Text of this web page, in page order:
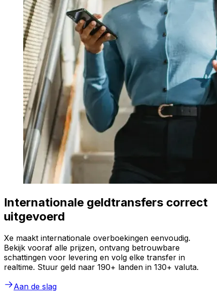
Internationale geldtransfers correct
uitgevoerd
Xe maakt internationale overboekingen eenvoudig.
Bekijk vooraf alle prijzen, ontvang betrouwbare
schattingen voor levering en volg elke transfer in
realtime. Stuur geld naar 190+ landen in 130+ valuta.
Aan de slag